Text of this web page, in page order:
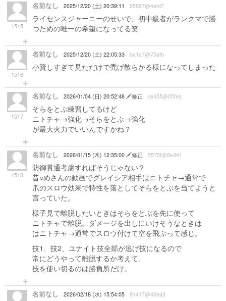
1515
名前なし 2025/12/20 (土) 20:39:11 95887@4afd7
ライセンスジャーニーのせいで、初中級者がランクマで勝
つための唯一の希望になってる笑
1516
名前なし 2025/12/20 (土) 22:05:33 ba1a7@75afb
小賢しすぎて見ただけで禿げ散らかる様になってしまった
1517
名前なし 2026/01/04 (日) 20:52:48 修正 ce455@05fea
そらをとぶ練習してるけど
ニトチャ→強化→そらをとぶ→強化
が最大火力でいいんですかね？
1518
名前なし 2026/01/15 (木) 12:35:00 修正 5575f@8e341
防御貫通考慮すればそうじゃない？
昔○めさんの動画でグレイシア相手はニトチャ→通常で
爪のスロウ効果で特性を落としてそらをとぶを当てようと
言っていた。
様子見で離脱したいときはそらをとぶを先に使って
ニトチャで離脱。ダメージを出しにいけそうなときは
はニトチャ→通常でスロウ付けて空を飛ぶって感じ。
技1、技2、ユナイト技全部が逃げ技になるので
常にどうやって離脱するか考えて、
技を使い切るのは勝負所だけ。
名前なし 2026/02/18 (水) 15:54:05 91417@40ea3